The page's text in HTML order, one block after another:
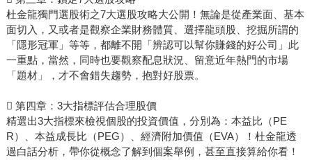
杜金龍獨門選股術之7大選股攻略大公開！無論是從產業面、基本
面切入，又或者是觀察企業財務體質、選擇龍頭股、挖掘所謂的
「隱形冠軍」等等，都離不開「辨認可以幫你賺錢的好公司」此
一重點，當然，同時也要觀察配息狀況、留意近年熱門的市場
「題材」，才不會錯失趨勢，抱對好股票。
 第四章：3大指標評估合理股價
精選出3大指標來檢視個股的投資價值，分別為：本益比（PE
R）、本益成長比（PEG）、經濟附加價值（EVA）！杜金龍透
過白話分析，帶你從概念了解到個案舉例，甚至直接算給你看！